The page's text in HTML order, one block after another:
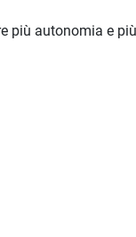
più autonomia e